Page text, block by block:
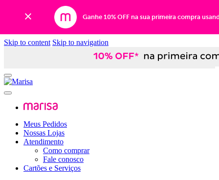
Ganhe 10% OFF na sua primeira compra
Skip to content Skip to navigation
Meus Pedidos
Nossas Lojas
Atendimento
Como comprar
Fale conosco
Cartões e Serviços